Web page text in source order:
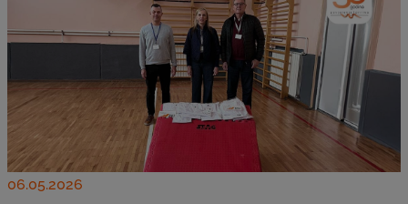
06.05.2026